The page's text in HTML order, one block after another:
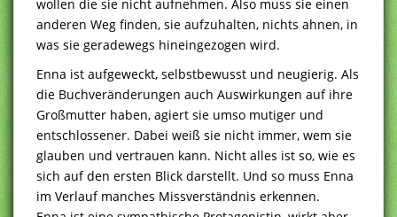
wollen die sie nicht aufnehmen. Also muss sie einen
anderen Weg finden, sie aufzuhalten, nichts ahnen, in
was sie geradewegs hineingezogen wird.
Enna ist aufgeweckt, selbstbewusst und neugierig. Als
die Buchveränderungen auch Auswirkungen auf ihre
Großmutter haben, agiert sie umso mutiger und
entschlossener. Dabei weiß sie nicht immer, wem sie
glauben und vertrauen kann. Nicht alles ist so, wie es
sich auf den ersten Blick darstellt. Und so muss Enna
im Verlauf manches Missverständnis erkennen.